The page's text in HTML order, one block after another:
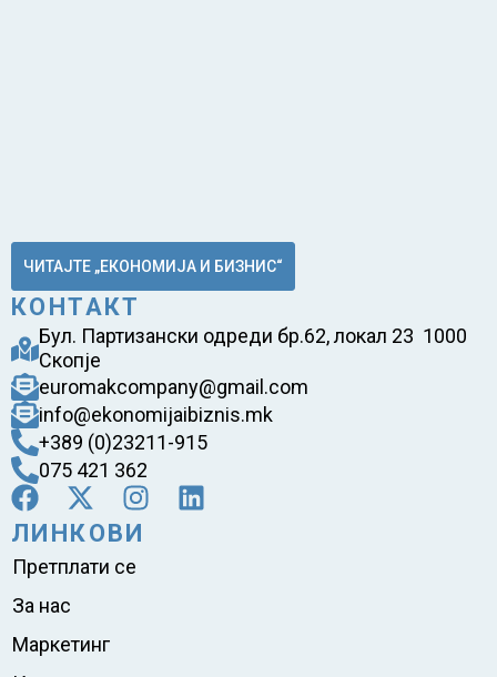
ЧИТАЈТЕ „ЕКОНОМИЈА И БИЗНИС“
КОНТАКТ
Бул. Партизански одреди бр.62, локал 23 1000
Скопје
euromakcompany@gmail.com
info@ekonomijaibiznis.mk
+389 (0)23211-915
075 421 362
ЛИНКОВИ
Претплати се
За нас
Маркетинг